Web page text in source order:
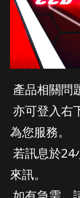
產品相關問
亦可登入右
為您服務。
若訊息於24
來訊。